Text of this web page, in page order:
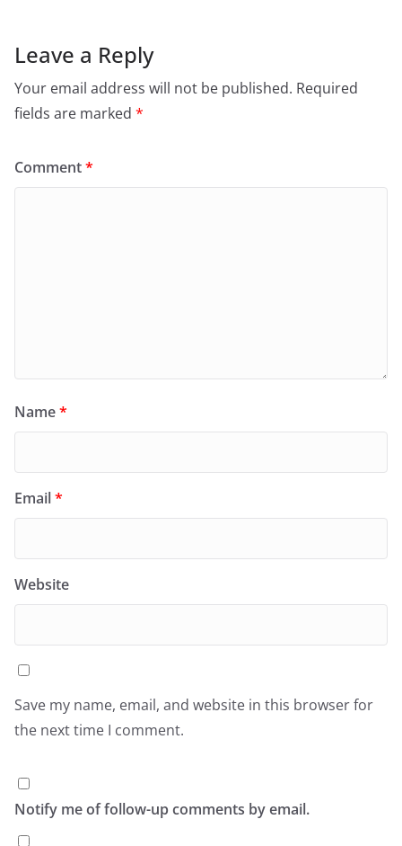
Leave a Reply
Your email address will not be published. Required
fields are marked *
Comment*
Name*
Email*
Website
Save my name, email, and website in this browser for
the next time I comment.
Notify me of follow-up comments by email.